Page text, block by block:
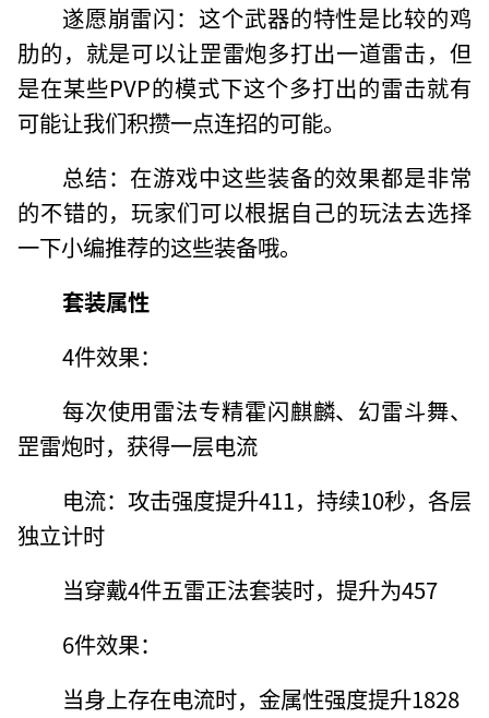
遂愿崩雷闪：这个武器的特性是比较的鸡
肋的，就是可以让罡雷炮多打出一道雷击，但
是在某些PVP的模式下这个多打出的雷击就有
可能让我们积攒一点连招的可能。
总结：在游戏中这些装备的效果都是非常
的不错的，玩家们可以根据自己的玩法去选择
一下小编推荐的这些装备哦。
套装属性
4件效果：
每次使用雷法专精霍闪麒麟、幻雷斗舞、
罡雷炮时，获得一层电流
电流：攻击强度提升411，持续10秒，各层
独立计时
当穿戴4件五雷正法套装时，提升为457
6件效果：
当身上存在电流时，金属性强度提升1828